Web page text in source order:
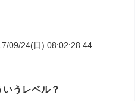
09/24(日) 08:02:28.44
いうレベル？